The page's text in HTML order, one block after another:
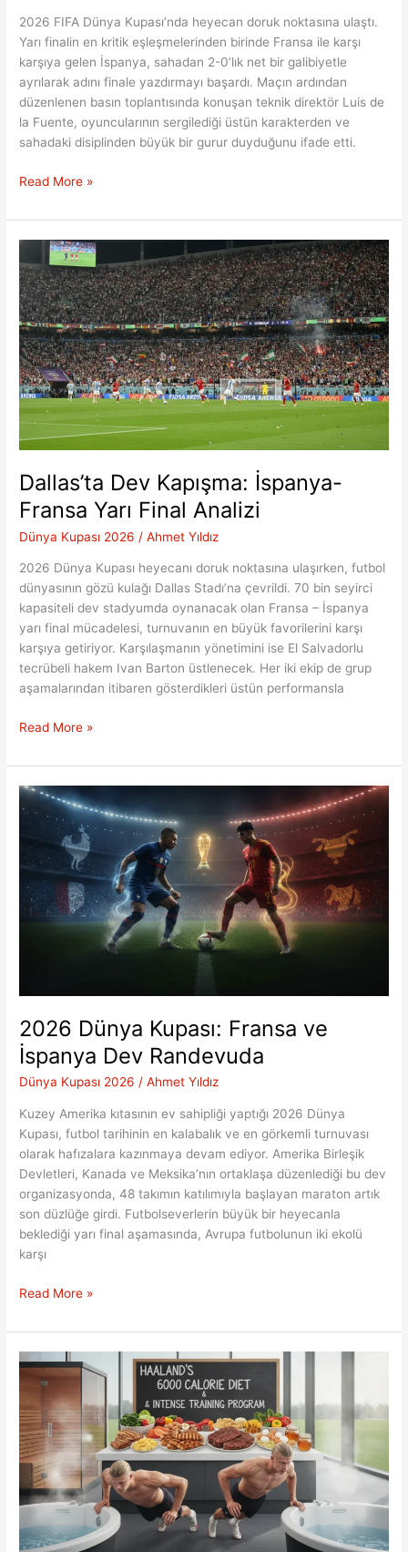
2026 FIFA Dünya Kupası’nda heyecan doruk noktasına ulaştı.
Yarı finalin en kritik eşleşmelerinden birinde Fransa ile karşı
karşıya gelen İspanya, sahadan 2-0’lık net bir galibiyetle
ayrılarak adını finale yazdırmayı başardı. Maçın ardından
düzenlenen basın toplantısında konuşan teknik direktör Luis de
la Fuente, oyuncularının sergilediği üstün karakterden ve
sahadaki disiplinden büyük bir gurur duyduğunu ifade etti.
İspanya’nın
Gururu
ve
De
la
Fuente’nin
Açıklamaları
Read More »
Dallas’ta Dev Kapışma: İspanya-
Fransa Yarı Final Analizi
Dünya Kupası 2026 /Ahmet Yıldız
2026 Dünya Kupası heyecanı doruk noktasına ulaşırken, futbol
dünyasının gözü kulağı Dallas Stadı’na çevrildi. 70 bin seyirci
kapasiteli dev stadyumda oynanacak olan Fransa – İspanya
yarı final mücadelesi, turnuvanın en büyük favorilerini karşı
karşıya getiriyor. Karşılaşmanın yönetimini ise El Salvadorlu
tecrübeli hakem Ivan Barton üstlenecek. Her iki ekip de grup
aşamalarından itibaren gösterdikleri üstün performansla
Dallas’ta
Kapışma:
İspanya-
Fransa
Final
Analizi
Read More »
2026 Dünya Kupası: Fransa ve
İspanya Dev Randevuda
Dünya Kupası 2026 /Ahmet Yıldız
Kuzey Amerika kıtasının ev sahipliği yaptığı 2026 Dünya
Kupası, futbol tarihinin en kalabalık ve en görkemli turnuvası
olarak hafızalara kazınmaya devam ediyor. Amerika Birleşik
Devletleri, Kanada ve Meksika’nın ortaklaşa düzenlediği bu dev
organizasyonda, 48 takımın katılımıyla başlayan maraton artık
son düzlüğe girdi. Futbolseverlerin büyük bir heyecanla
beklediği yarı final aşamasında, Avrupa futbolunun iki ekolü
karşı
2026
Kupası:
Fransa
ve
İspanya
Dev
Randevuda
Read More »